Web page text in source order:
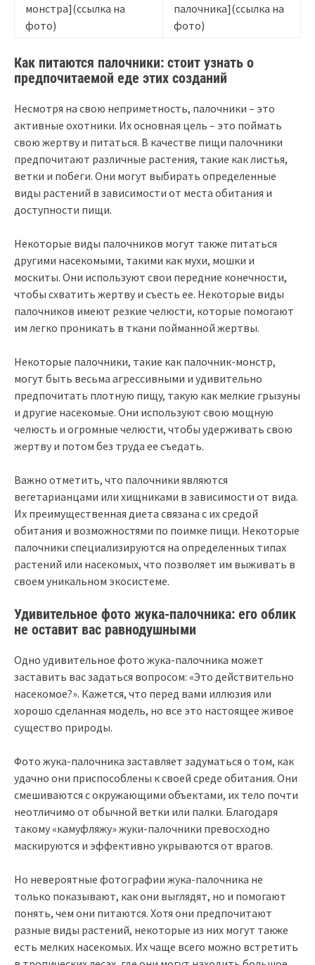
монстра](ссылка на
фото)
палочника](ссылка на
фото)
Как питаются палочники: стоит узнать о
предпочитаемой еде этих созданий
Несмотря на свою неприметность, палочники – это
активные охотники. Их основная цель – это поймать
свою жертву и питаться. В качестве пищи палочники
предпочитают различные растения, такие как листья,
ветки и побеги. Они могут выбирать определенные
виды растений в зависимости от места обитания и
доступности пищи.
Некоторые виды палочников могут также питаться
другими насекомыми, такими как мухи, мошки и
москиты. Они используют свои передние конечности,
чтобы схватить жертву и съесть ее. Некоторые виды
палочников имеют резкие челюсти, которые помогают
им легко проникать в ткани пойманной жертвы.
Некоторые палочники, такие как палочник-монстр,
могут быть весьма агрессивными и удивительно
предпочитать плотную пищу, такую как мелкие грызуны
и другие насекомые. Они используют свою мощную
челюсть и огромные челюсти, чтобы удерживать свою
жертву и потом без труда ее съедать.
Важно отметить, что палочники являются
вегетарианцами или хищниками в зависимости от вида.
Их преимущественная диета связана с их средой
обитания и возможностями по поимке пищи. Некоторые
палочники специализируются на определенных типах
растений или насекомых, что позволяет им выживать в
своем уникальном экосистеме.
Удивительное фото жука-палочника: его облик
не оставит вас равнодушными
Одно удивительное фото жука-палочника может
заставить вас задаться вопросом: «Это действительно
насекомое?». Кажется, что перед вами иллюзия или
хорошо сделанная модель, но все это настоящее живое
существо природы.
Фото жука-палочника заставляет задуматься о том, как
удачно они приспособлены к своей среде обитания. Они
смешиваются с окружающими объектами, их тело почти
неотличимо от обычной ветки или палки. Благодаря
такому «камуфляжу» жуки-палочники превосходно
маскируются и эффективно укрываются от врагов.
Но невероятные фотографии жука-палочника не
только показывают, как они выглядят, но и помогают
понять, чем они питаются. Хотя они предпочитают
разные виды растений, некоторые из них могут также
есть мелких насекомых. Их чаще всего можно встретить